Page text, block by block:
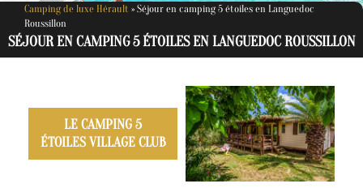
Camping de luxe Hérault » Séjour en camping 5 étoiles en Languedoc
Roussillon
SÉJOUR EN CAMPING 5 ÉTOILES EN LANGUEDOC ROUSSILLON
LE CAMPING 5
ÉTOILES VILLAGE CLUB